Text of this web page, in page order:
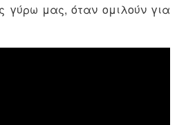
γύρω μας, όταν ομιλούν για